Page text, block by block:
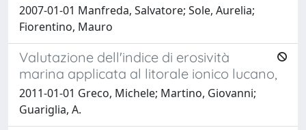
2007-01-01 Manfreda, Salvatore; Sole, Aurelia;
Fiorentino, Mauro
Valutazione dell'indice di erosività
marina applicata al litorale ionico lucano,
2011-01-01 Greco, Michele; Martino, Giovanni;
Guariglia, A.